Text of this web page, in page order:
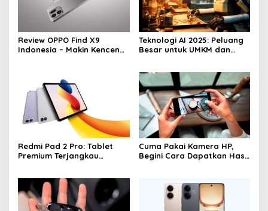
Review OPPO Find X9
Indonesia – Makin Kenceng,
Teknologi AI 2025: Peluang
Besar untuk UMKM dan
Redmi Pad 2 Pro: Tablet
Premium Terjangkau
120Hz
Cuma Pakai Kamera HP,
Begini Cara Dapatkan Hasil